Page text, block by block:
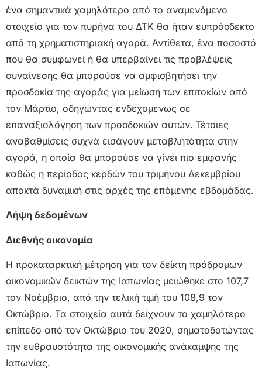
ένα σημαντικά χαμηλότερο από το αναμενόμενο
στοιχείο για τον πυρήνα του ΔΤΚ θα ήταν ευπρόσδεκτο
από τη χρηματιστηριακή αγορά. Αντίθετα, ένα ποσοστό
που θα συμφωνεί ή θα υπερβαίνει τις προβλέψεις
συναίνεσης θα μπορούσε να αμφισβητήσει την
προσδοκία της αγοράς για μείωση των επιτοκίων από
τον Μάρτιο, οδηγώντας ενδεχομένως σε
επαναξιολόγηση των προσδοκιών αυτών. Τέτοιες
αναβαθμίσεις συχνά εισάγουν μεταβλητότητα στην
αγορά, η οποία θα μπορούσε να γίνει πιο εμφανής
καθώς η περίοδος κερδών του τριμήνου Δεκεμβρίου
αποκτά δυναμική στις αρχές της επόμενης εβδομάδας.
Λήψη δεδομένων
Διεθνής οικονομία
Η προκαταρκτική μέτρηση για τον δείκτη πρόδρομων
οικονομικών δεικτών της Ιαπωνίας μειώθηκε στο 107,7
τον Νοέμβριο, από την τελική τιμή του 108,9 τον
Οκτώβριο. Τα στοιχεία αυτά δείχνουν το χαμηλότερο
επίπεδο από τον Οκτώβριο του 2020, σηματοδοτώντας
την ευθραυστότητα της οικονομικής ανάκαμψης της
Ιαπωνίας.